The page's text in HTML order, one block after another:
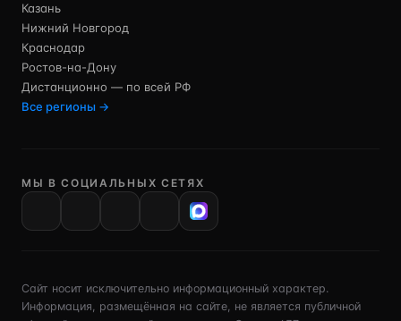
Казань
Нижний Новгород
Краснодар
Ростов-на-Дону
Дистанционно — по всей РФ
Все регионы →
МЫ В СОЦИАЛЬНЫХ СЕТЯХ
Сайт носит исключительно информационный характер.
Информация, размещённая на сайте, не является публичной